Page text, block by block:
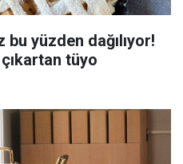
yüzden dağılıyor!
tüyo